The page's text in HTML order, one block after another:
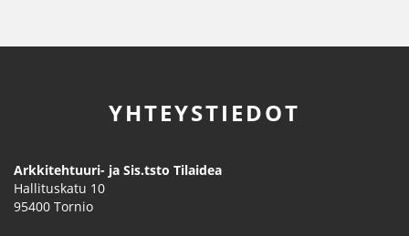
YHTEYSTIEDOT
Arkkitehtuuri- ja Sis.tsto Tilaidea
Hallituskatu 10
95400 Tornio